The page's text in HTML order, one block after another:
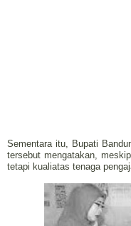
Sementara itu, Bupati
tersebut mengatakan,
tetapi kualiatas tenaga